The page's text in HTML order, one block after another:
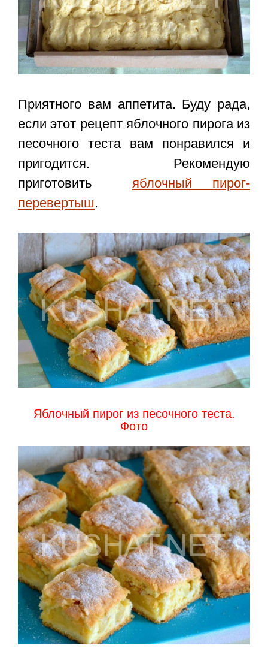
Приятного вам аппетита. Буду рада,
если этот рецепт яблочного пирога из
песочного теста вам понравился и
пригодится. Рекомендую
приготовить яблочный пирог-
перевертыш.
Яблочный пирог из песочного теста.
Фото